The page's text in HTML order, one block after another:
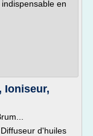
en
Ioniseur,
d'huiles